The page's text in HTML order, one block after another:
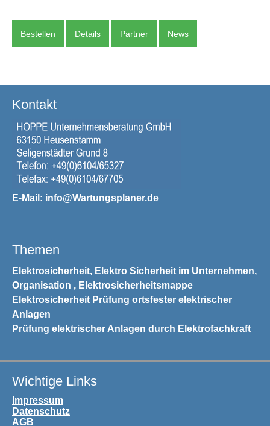
Bestellen Details Partner News
Kontakt
E-Mail: info@Wartungsplaner.de
Themen
Elektrosicherheit, Elektro Sicherheit im Unternehmen,
Organisation , Elektrosicherheitsmappe
Elektrosicherheit Prüfung ortsfester elektrischer
Anlagen
Prüfung elektrischer Anlagen durch Elektrofachkraft
Wichtige Links
Impressum
Datenschutz
AGB